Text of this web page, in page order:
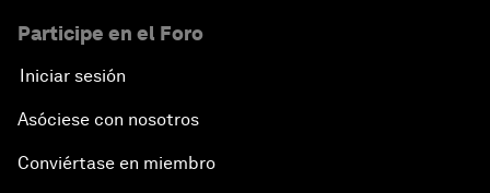
Participe en el Foro
Iniciar sesión
Asóciese con nosotros
Conviértase en miembro